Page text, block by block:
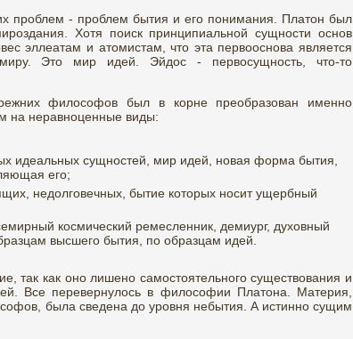
проблем - проблем бытия и его понимания. Платон был
Хотя поиск принципиальной сущности основ
эллеатам и атомистам, что эта первооснова является
Это мир идей. Эйдос - первосущность, что-то
философов был в корне преобразован именно
на неравноценные виды:
идеальных сущностей, мир идей, новая форма бытия,
его;
недолговечных, бытие которых носит ущербный
космический ремесленник, демиург, духовный
высшего бытия, по образцам идей.
так как оно лишено самостоятельного существования и
Все перевернулось в философии Платона. Материя,
была сведена до уровня небытия. А истинно сущим